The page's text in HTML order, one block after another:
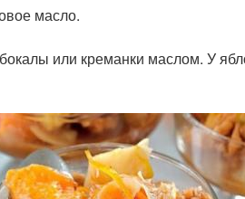
масло.
или креманки маслом. У